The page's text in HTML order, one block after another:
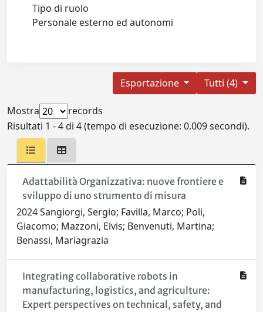
Tipo di ruolo
Personale esterno ed autonomi
Tutti (4)
Esportazione
Mostra
records
Risultati 1 - 4 di 4 (tempo di esecuzione: 0.009 secondi).
Adattabilità Organizzativa: nuove frontiere e
sviluppo di uno strumento di misura
2024 Sangiorgi, Sergio; Favilla, Marco; Poli,
Giacomo; Mazzoni, Elvis; Benvenuti, Martina;
Benassi, Mariagrazia
Integrating collaborative robots in
manufacturing, logistics, and agriculture:
Expert perspectives on technical, safety, and